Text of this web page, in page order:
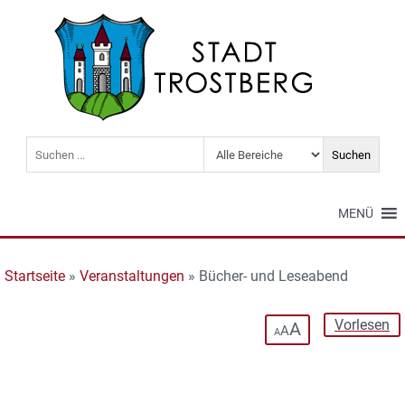
MENÜ
Startseite » Veranstaltungen » Bücher- und Leseabend
Vorlesen
AAA